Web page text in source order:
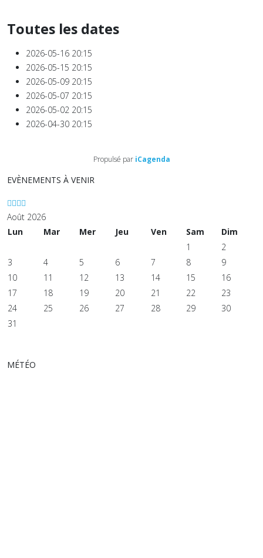
Toutes les dates
2026-05-16 20:15
2026-05-15 20:15
2026-05-09 20:15
2026-05-07 20:15
2026-05-02 20:15
2026-04-30 20:15
Propulsé par iCagenda
EVÈNEMENTS À VENIR
Août 2026
Lun
Mar Mer Jeu Ven Sam
Dim
1
2
3
4 5 6 7 8
9
10
11 12 13 14 15
16
17
18 19 20 21 22
23
24
25 26 27 28 29
30
31
MÉTÉO